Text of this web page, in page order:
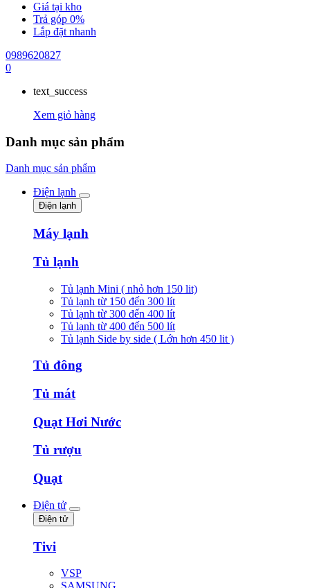
Giá tại kho
Trả góp 0%
Lắp đặt nhanh
0989620827
0
text_success
Xem giỏ hàng
Danh mục sản phẩm
Danh mục sản phẩm
Điện lạnh
Điện lạnh
Máy lạnh
Tủ lạnh
Tủ lạnh Mini ( nhỏ hơn 150 lit)
Tủ lạnh từ 150 đến 300 lít
Tủ lạnh từ 300 đến 400 lít
Tủ lạnh từ 400 đến 500 lít
Tủ lạnh Side by side ( Lớn hơn 450 lit )
Tủ đông
Tủ mát
Quạt Hơi Nước
Tủ rượu
Quạt
Điện tử
Điện tử
Tivi
VSP